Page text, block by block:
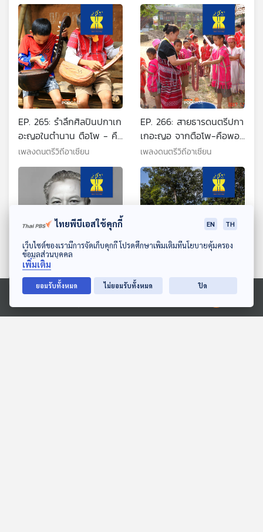
ดาวน์โหลด Thai PBS Podcast Application
Ⓒ 2020 องค์การกระจายเสียงและแพร่ภาพสาธารณะแห่งประเทศไทย
EP. 265: รำลึกศิลปินปกาเก
อะญอในตำนาน ตือโพ - คือ
พอ
เพลงดนตรีวิถีอาเซียน
EP. 266: สายธารดนตรีปกา
เกอะญอ จากตือโพ-คือพอสู่
คนรุ่นใหม่
เพลงดนตรีวิถีอาเซียน
EP. 267: เพลงสดุดี ไกสอน
พมวิหาน และ เจ้าสุภานุวงศ์
เพลงดนตรีวิถีอาเซียน
EP. 268: ประวัติศาสตร์ล้าน
ช้างในเสียงเพลง
เพลงดนตรีวิถีอาเซียน
ไทยพีบีเอสใช้คุกกี้ EN TH
เว็บไซต์ของเรามีการจัดเก็บคุกกี้ โปรดศึกษาเพิ่มเติมที่นโยบายคุ้มครอง
ข้อมูลส่วนบุคคล
เพิ่มเติม
ยอมรับทั้งหมด ไม่ยอมรับทั้งหมด ปิด